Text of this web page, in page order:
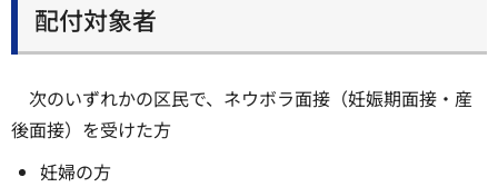
配付対象者
次のいずれかの区民で、ネウボラ面接（妊娠期面接・産
後面接）を受けた方
妊婦の方